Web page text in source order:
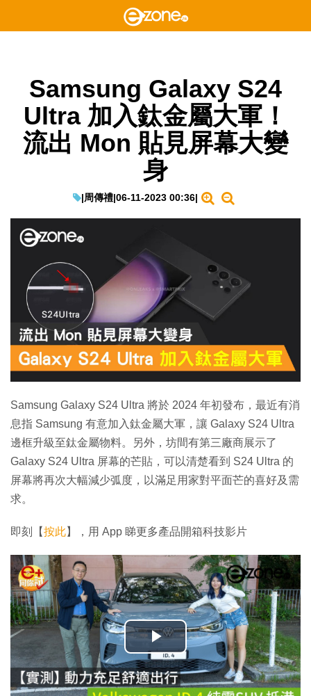
Samsung Galaxy S24
Ultra 加入鈦金屬大軍！
流出 Mon 貼見屏幕大變
身
|周傳禮|06-11-2023 00:36|
Samsung Galaxy S24 Ultra 將於 2024 年初發布，最近有消
息指 Samsung 有意加入鈦金屬大軍，讓 Galaxy S24 Ultra
邊框升級至鈦金屬物料。另外，坊間有第三廠商展示了
Galaxy S24 Ultra 屏幕的芒貼，可以清楚看到 S24 Ultra 的
屏幕將再次大幅減少弧度，以滿足用家對平面芒的喜好及需
求。
即刻【按此】，用 App 睇更多產品開箱科技影片
播
放